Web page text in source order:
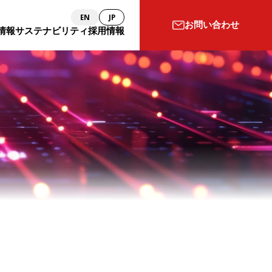
EN JP
報サステナビリティ採用情報
お問い合わせ